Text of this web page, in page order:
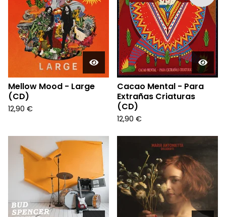
Mellow Mood - Large
(CD)
12,90 €
Cacao Mental - Para
Extrañas Criaturas
(CD)
12,90 €